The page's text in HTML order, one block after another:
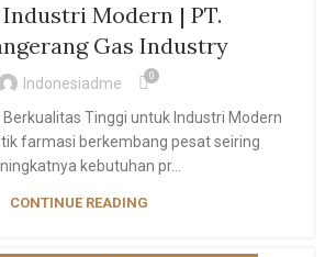
Modern | PT.
Gas Industry
Indonesiadme 0
Tinggi untuk Industri Modern
farmasi berkembang pesat seiring
kebutuhan pr...
CONTINUE READING